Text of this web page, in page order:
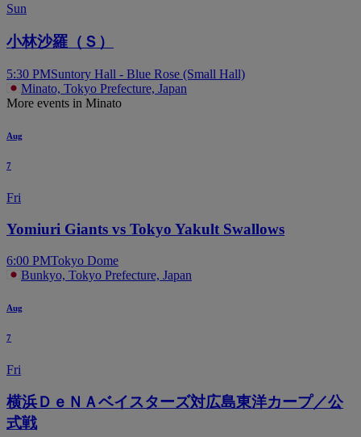
Sun
小林沙羅（Ｓ）
5:30 PMSuntory Hall - Blue Rose (Small Hall)
Minato, Tokyo Prefecture, Japan
More events in Minato
Aug
7
Fri
Yomiuri Giants vs Tokyo Yakult Swallows
6:00 PMTokyo Dome
Bunkyo, Tokyo Prefecture, Japan
Aug
7
Fri
横浜ＤｅＮＡベイスターズ対広島東洋カープ／公
式戦